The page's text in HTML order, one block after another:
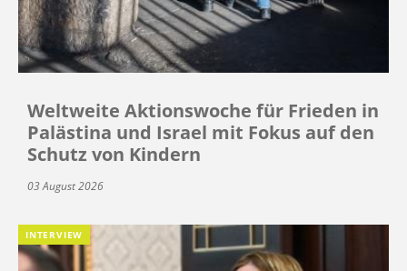
Weltweite Aktionswoche für Frieden in
Palästina und Israel mit Fokus auf den
Schutz von Kindern
03 August 2026
INTERVIEW